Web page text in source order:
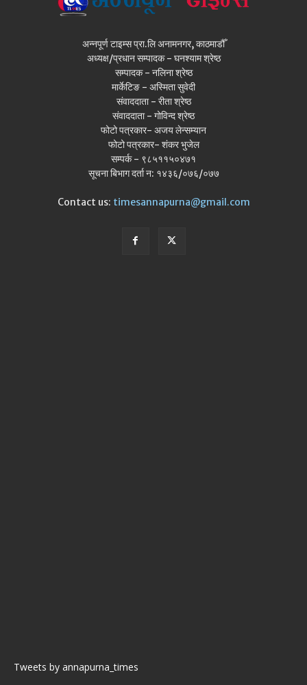
अन्नपूर्ण टाइम्स प्रा.लि अनामनगर, काठमाडौँ
अध्यक्ष/प्रधान सम्पादक - घनश्याम श्रेष्ठ
सम्पादक - नलिना श्रेष्ठ
मार्केटिङ - अस्मिता सुवेदी
संवाददाता - रीता श्रेष्ठ
संवाददाता - गोविन्द श्रेष्ठ
फोटो पत्रकार- अजय लेन्सम्यान
फोटो पत्रकार- शंकर भुजेल
सम्पर्क - ९८५११५०४७१
सूचना बिभाग दर्ता न: १४३६/०७६/०७७
Contact us: timesannapurna@gmail.com
Tweets by annapurna_times